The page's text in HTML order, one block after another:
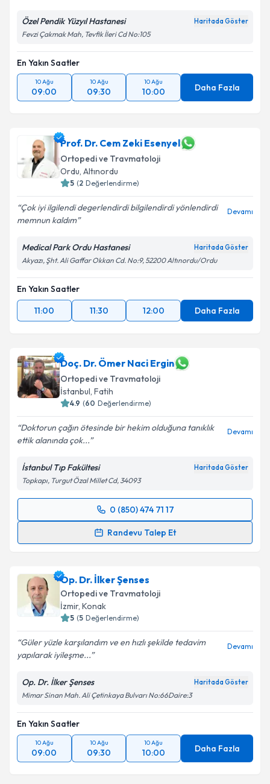
Özel Pendik Yüzyıl Hastanesi Haritada Göster
Fevzi Çakmak Mah, Tevfik İleri Cd No:105
En Yakın Saatler
10 Ağu
09:00
10 Ağu
09:30
10 Ağu
10:00 Daha Fazla
Prof. Dr. Cem Zeki Esenyel
Ortopedi ve Travmatoloji
Ordu, Altınordu
5 (2 Değerlendirme)
Çok iyi ilgilendi degerlendirdi bilgilendirdi yönlendirdi
memnun kaldım
Devamı
Medical Park Ordu Hastanesi Haritada Göster
Akyazı, Şht. Ali Gaffar Okkan Cd. No:9, 52200 Altınordu/Ordu
En Yakın Saatler
11:00
11:30 12:00 Daha Fazla
Doç. Dr. Ömer Naci Ergin
Ortopedi ve Travmatoloji
İstanbul, Fatih
4.9 (60 Değerlendirme)
Doktorun çağın ötesinde bir hekim olduğuna tanıklık
ettik alanında çok...
Devamı
İstanbul Tıp Fakültesi Haritada Göster
Topkapı, Turgut Özal Millet Cd, 34093
0 (850) 474 71 17
Randevu Talep Et
Randevu Takvimi Talebi
takvim hazırlandığında e-posta ile bilgilendireceğiz.
E-posta Adresiniz
Kişisel verilerimin işlenmesine ilişkin
kapsamda işlenmesini kabul ediyorum.
Op. Dr. İlker Şenses
Ortopedi ve Travmatoloji
İzmir, Konak
5 (5 Değerlendirme)
Güler yüzle karşılandım ve en hızlı şekilde tedavim
yapılarak iyileşme...
Devamı
Op. Dr. İlker Şenses Haritada Göster
Mimar Sinan Mah. Ali Çetinkaya Bulvarı No:66Daire:3
En Yakın Saatler
10 Ağu
09:00
10 Ağu
09:30
10 Ağu
10:00 Daha Fazla